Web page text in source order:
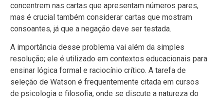
concentrem nas cartas que apresentam números pares,
mas é crucial também considerar cartas que mostram
consoantes, já que a negação deve ser testada.
A importância desse problema vai além da simples
resolução; ele é utilizado em contextos educacionais para
ensinar lógica formal e raciocínio crítico. A tarefa de
seleção de Watson é frequentemente citada em cursos
de psicologia e filosofia, onde se discute a natureza do